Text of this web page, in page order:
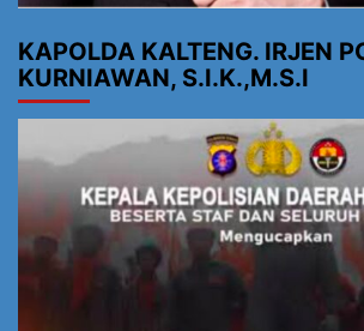
KAPOLDA KALTENG. IRJEN
KURNIAWAN, S.I.K.,M.S.I